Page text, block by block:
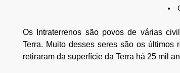
Os Intraterrenos são povos de várias
Terra. Muito desses seres são os
retiraram da superfície da Terra há 25 mil